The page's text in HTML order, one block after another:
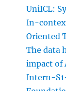
UniICL:
In-
Oriented
The data
impact of
Intern-